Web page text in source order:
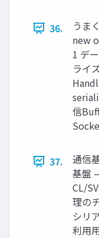
36.
うま
new
1 デ
ライ
信
37.
通信
基盤
CL/
理の
シリ
利⽤